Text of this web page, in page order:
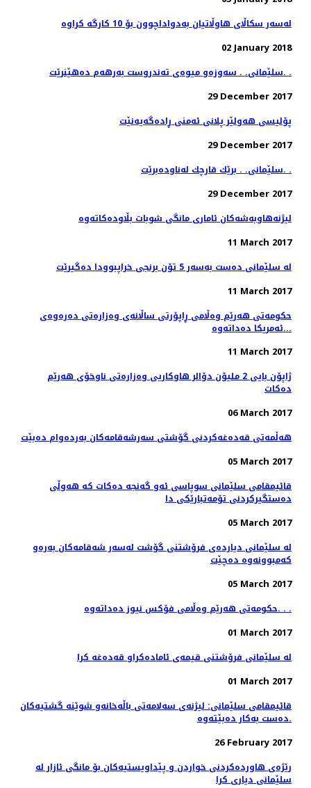
02 January 2018
سلێمانی. . سه‌وزه‌و میوه‌ی ته‌ندروست به‌رهه‌م ده‌هێنرێت. .
29 December 2017
پۆلیسی هەولێر پلانی ئەمنی ڕادەگەیەنێت
29 December 2017
سلێمانی. . برێك قارچك له‌ناوده‌برێت. .
29 December 2017
11 March 2017
له‌ سلێمانی ده‌ست به‌سه‌ر 5 تۆن برنجی خراپبوودا ده‌گیرێت
11 March 2017
حکومەتی هەرێم وەڵامی ڕاپۆرتی ساڵانەی وەزارەتی دەرەوەی
ئەمریکا دەداتەوە...
11 March 2017
ژاپۆن بایی 2 ملیۆن دۆالر هاوكاریی وەزارەتی ناوخۆی هەرێم
دەكات
06 March 2017
هه‌ڵمه‌تی قه‌ده‌غه‌كردنی گۆشتی سه‌رشه‌قامه‌كان به‌رده‌وام ده‌بێت
05 March 2017
قائیمقامی سلێمانی سوپاسی ئه‌و گه‌نجه‌ ده‌كات كه‌ هه‌وڵی
ده‌ستگیركردنی تۆمه‌تبارێكی دا
05 March 2017
له‌ سلێمانی دیارده‌ی فرۆشتنی گۆشت له‌سه‌ر شه‌قامه‌كان به‌ره‌و
كه‌مبوونه‌وه‌ ده‌چێت
05 March 2017
حکومەتی هەرێم وەڵامی فۆکس نیوز دەداتەوە. . .
01 March 2017
له‌ سلێمانی فرۆشتنی قیمه‌ی ئاماده‌كراو قه‌ده‌غه‌ كرا
01 March 2017
قائیمقامی سلێمانی: لیژنه‌ی سه‌لامه‌تی باڵه‌خانه‌و شوێنه‌ گشتیه‌كان
ده‌ست به‌كار ده‌بێته‌وه‌.
26 February 2017
رێژه‌ی هاورده‌كردنی خواردن و پێداویستیه‌كان بۆ مانگی ئازار له‌
سلێمانی دیاری كرا